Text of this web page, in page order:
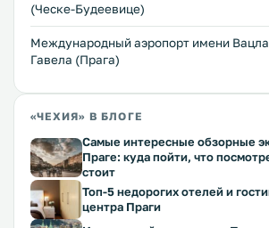
(Ческе-Будеевице)
Международный аэропорт имени
Гавела (Прага)
«ЧЕХИЯ» В БЛОГЕ
Самые интересные обзорные
Праге: куда пойти, что
стоит
Топ-5 недорогих отелей и
центра Праги